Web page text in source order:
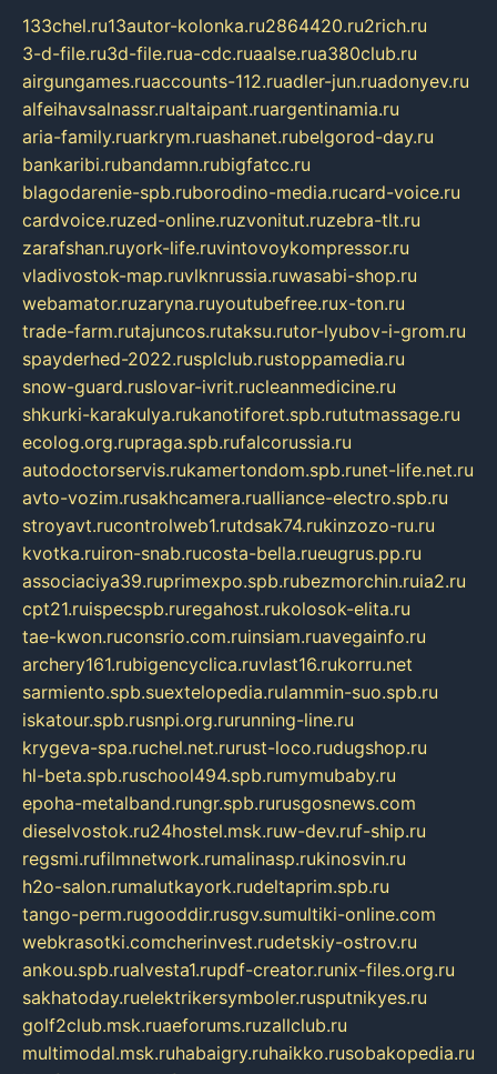
133chel.ru13autor-kolonka.ru2864420.ru2rich.ru
3-d-file.ru3d-file.rua-cdc.ruaalse.rua380club.ru
airgungames.ruaccounts-112.ruadler-jun.ruadonyev.ru
alfeihavsalnassr.rualtaipant.ruargentinamia.ru
aria-family.ruarkrym.ruashanet.rubelgorod-day.ru
bankaribi.rubandamn.rubigfatcc.ru
blagodarenie-spb.ruborodino-media.rucard-voice.ru
cardvoice.ruzed-online.ruzvonitut.ruzebra-tlt.ru
zarafshan.ruyork-life.ruvintovoykompressor.ru
vladivostok-map.ruvlknrussia.ruwasabi-shop.ru
webamator.ruzaryna.ruyoutubefree.rux-ton.ru
trade-farm.rutajuncos.rutaksu.rutor-lyubov-i-grom.ru
spayderhed-2022.rusplclub.rustoppamedia.ru
snow-guard.ruslovar-ivrit.rucleanmedicine.ru
shkurki-karakulya.rukanotiforet.spb.rututmassage.ru
ecolog.org.rupraga.spb.rufalcorussia.ru
autodoctorservis.rukamertondom.spb.runet-life.net.ru
avto-vozim.rusakhcamera.rualliance-electro.spb.ru
stroyavt.rucontrolweb1.rutdsak74.rukinzozo-ru.ru
kvotka.ruiron-snab.rucosta-bella.rueugrus.pp.ru
associaciya39.ruprimexpo.spb.rubezmorchin.ruia2.ru
cpt21.ruispecspb.ruregahost.rukolosok-elita.ru
tae-kwon.ruconsrio.com.ruinsiam.ruavegainfo.ru
archery161.rubigencyclica.ruvlast16.rukorru.net
sarmiento.spb.suextelopedia.rulammin-suo.spb.ru
iskatour.spb.rusnpi.org.rurunning-line.ru
krygeva-spa.ruchel.net.rurust-loco.rudugshop.ru
hl-beta.spb.ruschool494.spb.rumymubaby.ru
epoha-metalband.rungr.spb.rurusgosnews.com
dieselvostok.ru24hostel.msk.ruw-dev.ruf-ship.ru
regsmi.rufilmnetwork.rumalinasp.rukinosvin.ru
h2o-salon.rumalutkayork.rudeltaprim.spb.ru
tango-perm.rugooddir.rusgv.sumultiki-online.com
webkrasotki.comcherinvest.rudetskiy-ostrov.ru
ankou.spb.rualvesta1.rupdf-creator.runix-files.org.ru
sakhatoday.ruelektrikersymboler.rusputnikyes.ru
golf2club.msk.ruaeforums.ruzallclub.ru
multimodal.msk.ruhabaigry.ruhaikko.rusobakopedia.ru